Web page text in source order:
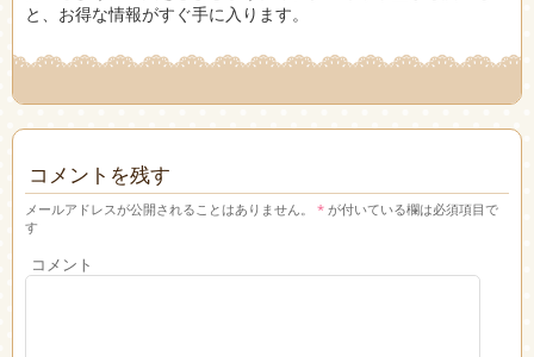
と、お得な情報がすぐ手に入ります。
コメントを残す
メールアドレスが公開されることはありません。 * が付いている欄は必須項目で
す
コメント